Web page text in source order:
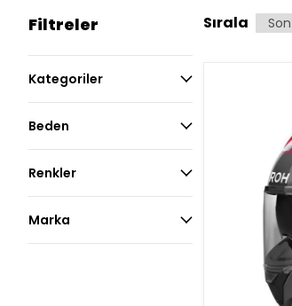
Filtreler
Kategoriler
Beden
Renkler
Marka
Sırala